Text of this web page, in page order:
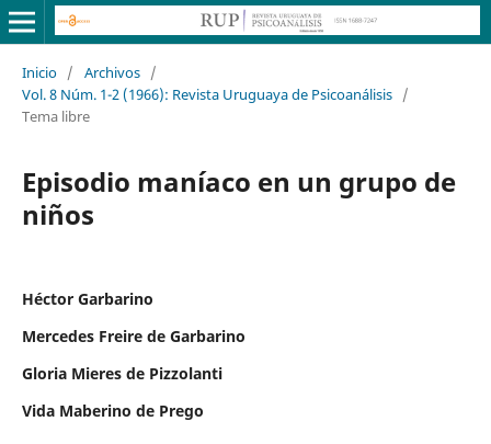
Inicio / Archivos /
Vol. 8 Núm. 1-2 (1966): Revista Uruguaya de Psicoanálisis /
Tema libre
Episodio maníaco en un grupo de
niños
Héctor Garbarino
Mercedes Freire de Garbarino
Gloria Mieres de Pizzolanti
Vida Maberino de Prego